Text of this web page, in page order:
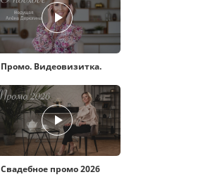
Промо. Видеовизитка.
Свадебное промо 2026